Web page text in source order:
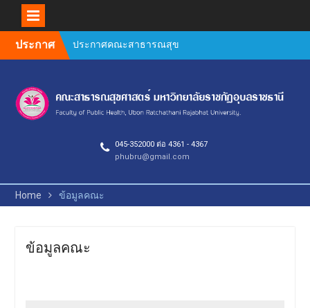
ประกาศ
Author Guidelines and
คำชี้แจงการตีพิมพ์วารสาร
วิจัยสาธารณสุขศาสตร์ 2569
ศึกษาภายใน ระดับหลักสูตร
กิจกรรมประกวดผลงาน
วิชาการ วิจัย และนวัตกรรม
Health Next Gen
045-352000 ต่อ 4361 - 4367
phubru@gmail.com
Home ข้อมูลคณะ
ข้อมูลคณะ